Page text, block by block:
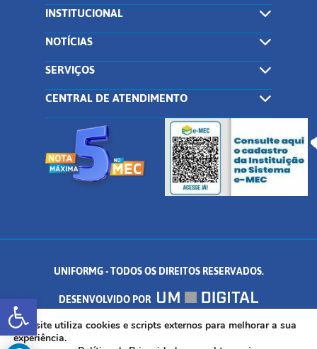
Abrir a barra de ferramentas
INSTITUCIONAL
NOTÍCIAS
SERVIÇOS
CENTRAL DE ATENDIMENTO
UNIFORMG - TODOS OS DIREITOS RESERVADOS.
DESENVOLVIDO POR
AV. DR. ARNALDO DE SENNA, 328 - PALMEIRAS, FORMIGA/MG - CEP:
Este site utiliza cookies e scripts externos para melhorar a sua
experiência.